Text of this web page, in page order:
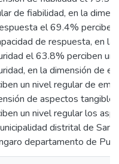
de fiabilidad, en la
el 69.4% perciben
de respuesta, en la
el 63.8% perciben un
en la dimensión de
un nivel regular de
de aspectos
un nivel regular los
distrital de
departamento de